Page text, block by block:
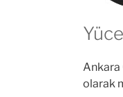
Ankara
olarak